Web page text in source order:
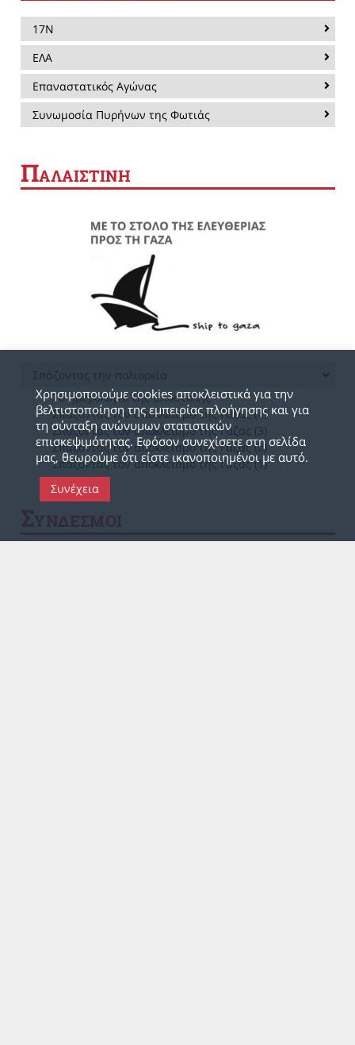
17Ν
ΕΛΑ
Επαναστατικός Αγώνας
Συνωμοσία Πυρήνων της Φωτιάς
ΠΑΛΑΙΣΤΙΝΗ
Το ημερολόγιο της αποστολής
Σπάζοντας τον αποκλεισμό της Γάζας (4)
Σπάζοντας τον αποκλεισμό της Γάζας (3)
Σπάζοντας τον αποκλεισμό της Γάζας (2)
Σπάζοντας τον αποκλεισμό της Γάζας (1)
Χρησιμοποιούμε cookies αποκλειστικά για την
βελτιστοποίηση της εμπειρίας πλοήγησης και για
τη σύνταξη ανώνυμων στατιστικών
επισκεψιμότητας. Εφόσον συνεχίσετε στη σελίδα
μας, θεωρούμε ότι είστε ικανοποιημένοι με αυτό.
Συνέχεια